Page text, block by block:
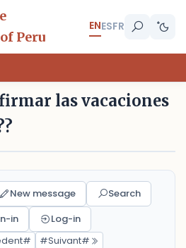
Peru
ENESFR
las vacaciones
New message
Search
in
Log-in
#Suivant#